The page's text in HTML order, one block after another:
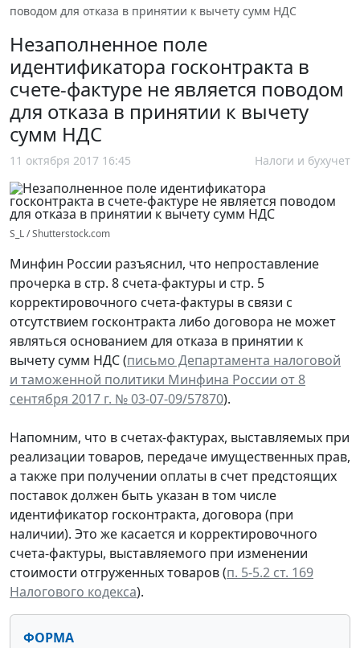
поводом для отказа в принятии к вычету сумм НДС
Незаполненное поле
идентификатора госконтракта в
счете-фактуре не является поводом
для отказа в принятии к вычету
сумм НДС
11 октября 2017 16:45 Налоги и бухучет
S_L / Shutterstock.com
Минфин России разъяснил, что непроставление
прочерка в стр. 8 счета-фактуры и стр. 5
корректировочного счета-фактуры в связи с
отсутствием госконтракта либо договора не может
являться основанием для отказа в принятии к
вычету сумм НДС (письмо Департамента налоговой
и таможенной политики Минфина России от 8
сентября 2017 г. № 03-07-09/57870).
Напомним, что в счетах-фактурах, выставляемых при
реализации товаров, передаче имущественных прав,
а также при получении оплаты в счет предстоящих
поставок должен быть указан в том числе
идентификатор госконтракта, договора (при
наличии). Это же касается и корректировочного
счета-фактуры, выставляемого при изменении
стоимости отгруженных товаров (п. 5-5.2 ст. 169
Налогового кодекса).
ФОРМА